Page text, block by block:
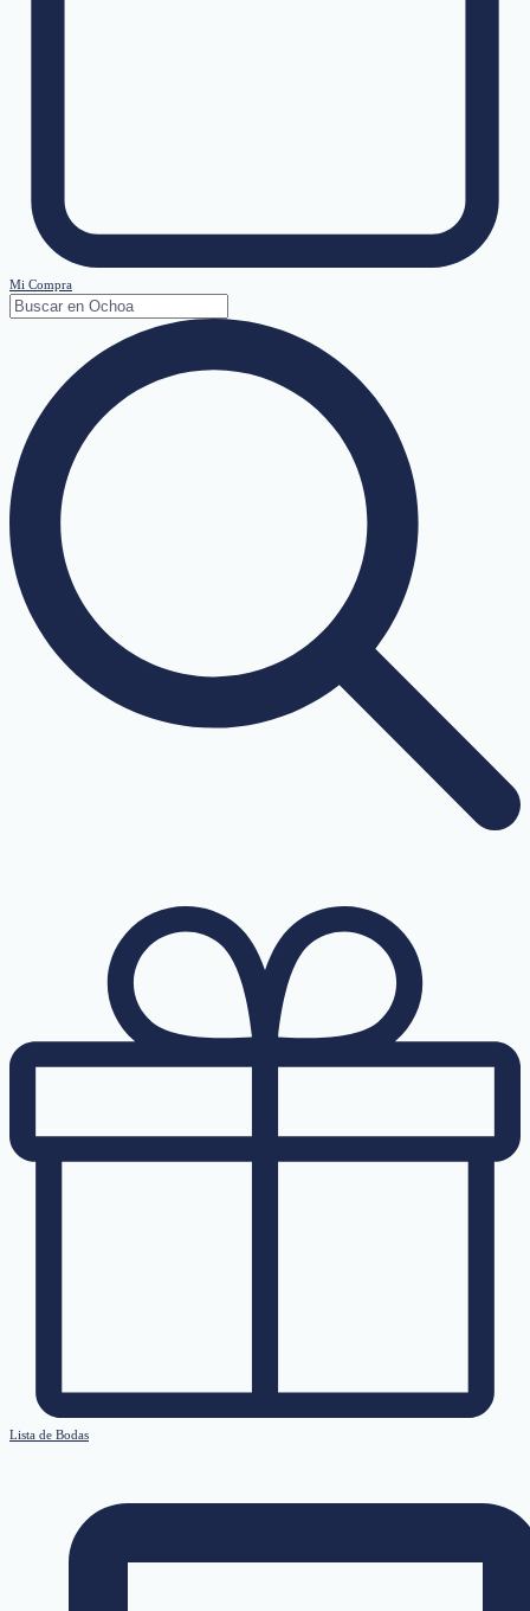
Mi Compra
Lista de Bodas